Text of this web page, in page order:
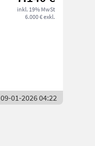
inkl. 19% MwSt
6.000 € exkl.
09-01-2026 04:22